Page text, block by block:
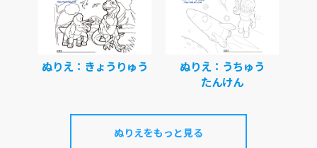
ぬりえ：きょうりゅう
ぬりえ：うちゅう
たんけん
ぬりえをもっと見る